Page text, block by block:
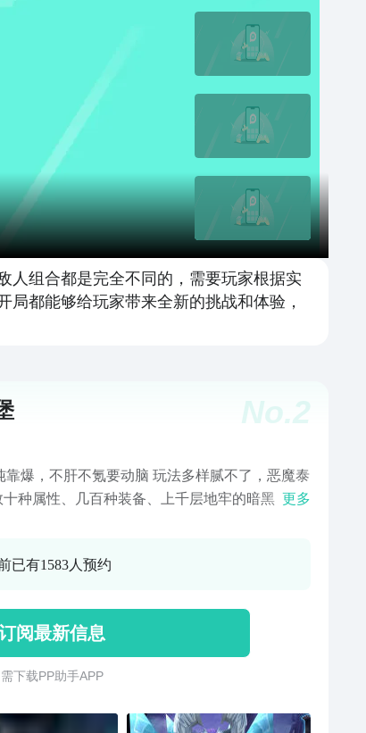
人组合都是完全不同的，需要玩家根据实
都能够给玩家带来全新的挑战和体验，
No.2
靠爆，不肝不氪要动脑 玩法多样腻不了，恶魔泰
种属性、几百种装备、上千层地牢的暗黑
的恐惧将再次降临。 作为救世主的你，将迈进
更多
已有1583人预约
阅最新信息
需 下 载 P P 助 手 A P P